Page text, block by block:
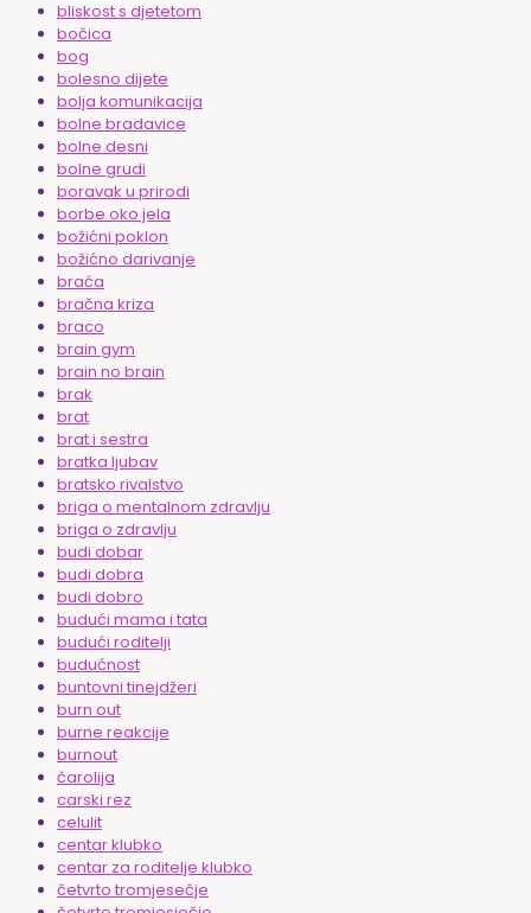
bliskost s djetetom
bočica
bog
bolesno dijete
bolja komunikacija
bolne bradavice
bolne desni
bolne grudi
boravak u prirodi
borbe oko jela
božićni poklon
božićno darivanje
braća
bračna kriza
braco
brain gym
brain no brain
brak
brat
brat i sestra
bratka ljubav
bratsko rivalstvo
briga o mentalnom zdravlju
briga o zdravlju
budi dobar
budi dobra
budi dobro
budući mama i tata
budući roditelji
budućnost
buntovni tinejdžeri
burn out
burne reakcije
burnout
čarolija
carski rez
celulit
centar klubko
centar za roditelje klubko
četvrto tromjesečje